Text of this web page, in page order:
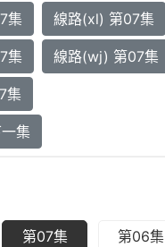
集 線路(xl) 第07集
集 線路(wj) 第07集
集
集
第07集 第06集